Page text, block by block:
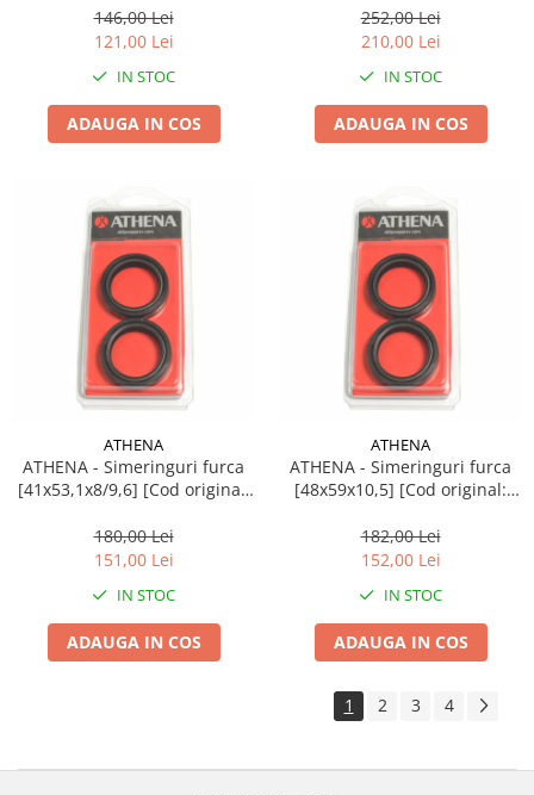
146,00 Lei
121,00 Lei
IN STOC
ADAUGA IN COS
252,00 Lei
210,00 Lei
IN STOC
ADAUGA IN COS
ATHENA
ATHENA - Simeringuri furca
[41x53,1x8/9,6] [Cod original:
180,00 Lei
151,00 Lei
IN STOC
ADAUGA IN COS
ATHENA
ATHENA - Simeringuri furca
[48x59x10,5] [Cod original:
182,00 Lei
152,00 Lei
IN STOC
ADAUGA IN COS
1 2 3 4